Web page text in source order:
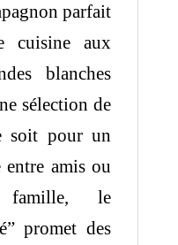
parfait
cuisine aux
blanches
sélection de
soit pour un
entre amis ou
le
promet des